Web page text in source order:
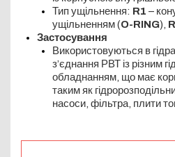
Тип ущільнення: R1 –
ущільненням (O-RING),
Застосування
Використовуються в
з’єднання РВТ із різним
обладнанням, що має
таким як
насоси, фільтра, плити